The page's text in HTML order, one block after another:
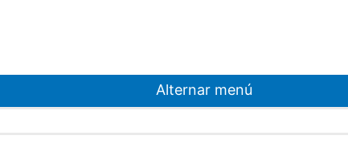
Alternar menú